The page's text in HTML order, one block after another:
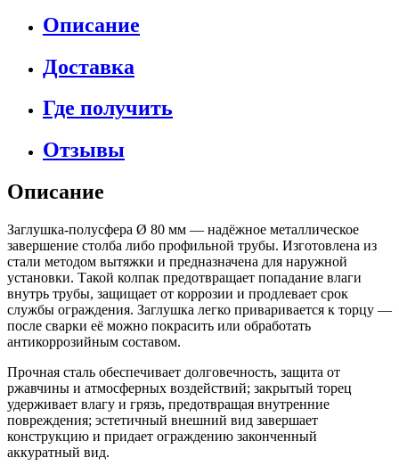
Описание
Доставка
Где получить
Отзывы
Описание
Заглушка-полусфера Ø 80 мм — надёжное металлическое
завершение столба либо профильной трубы. Изготовлена из
стали методом вытяжки и предназначена для наружной
установки. Такой колпак предотвращает попадание влаги
внутрь трубы, защищает от коррозии и продлевает срок
службы ограждения. Заглушка легко приваривается к торцу —
после сварки её можно покрасить или обработать
антикоррозийным составом.
Прочная сталь обеспечивает долговечность, защита от
ржавчины и атмосферных воздействий; закрытый торец
удерживает влагу и грязь, предотвращая внутренние
повреждения; эстетичный внешний вид завершает
конструкцию и придает ограждению законченный
аккуратный вид.